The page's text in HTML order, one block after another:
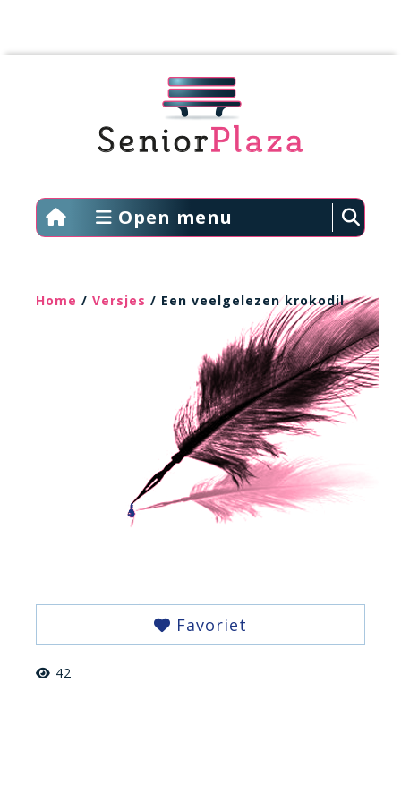
Open menu
Home / Versjes / Een veelgelezen krokodil
Favoriet
42